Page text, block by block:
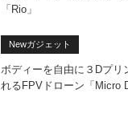
「Rio」
Newガジェット
ボディーを自由に３Dプリ
れるFPVドローン「Micro